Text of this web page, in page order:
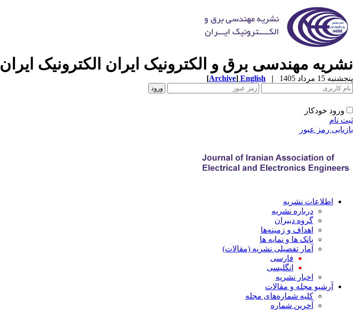
نشریه مهندسی برق و الکترونیک ایران الکترونیک ایران
پنجشنبه 15 مرداد 1405 |
English
[Archive]
ورود خودکار
ثبت نام
بازیابی رمز عبور
اطلاعات نشریه
درباره نشریه
گروه دبیران
اهداف و زمینه‌ها
بانک ها و نمایه ها
آمار تفصیلی نشریه (مقالات)
فارسی
انگلیسی
اخبار نشریه
آرشیو مجله و مقالات
کلیه شماره‌های مجله
آخرین شماره